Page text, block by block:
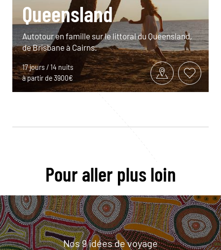
Queensland
Autotour en famille sur le littoral du Queensland,
de Brisbane à Cairns.
17 jours / 14 nuits
à partir de 3900€
Pour aller plus loin
Nos 9 idées de voyage